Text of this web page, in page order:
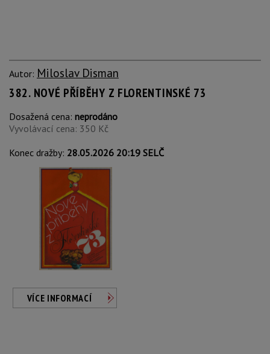
Autor: Miloslav Disman
382. NOVÉ PŘÍBĚHY Z FLORENTINSKÉ 73
Dosažená cena: neprodáno
Vyvolávací cena: 350 Kč
Konec dražby: 28.05.2026 20:19 SELČ
VÍCE INFORMACÍ